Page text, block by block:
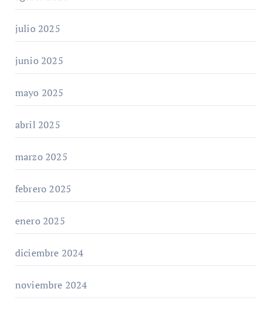
julio 2025
junio 2025
mayo 2025
abril 2025
marzo 2025
febrero 2025
enero 2025
diciembre 2024
noviembre 2024